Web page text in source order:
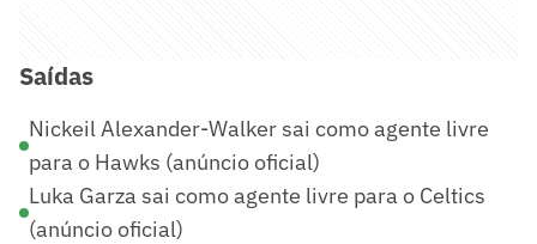
Saídas
Nickeil Alexander-Walker sai como agente livre
para o Hawks (anúncio oficial)
Luka Garza sai como agente livre para o Celtics
(anúncio oficial)